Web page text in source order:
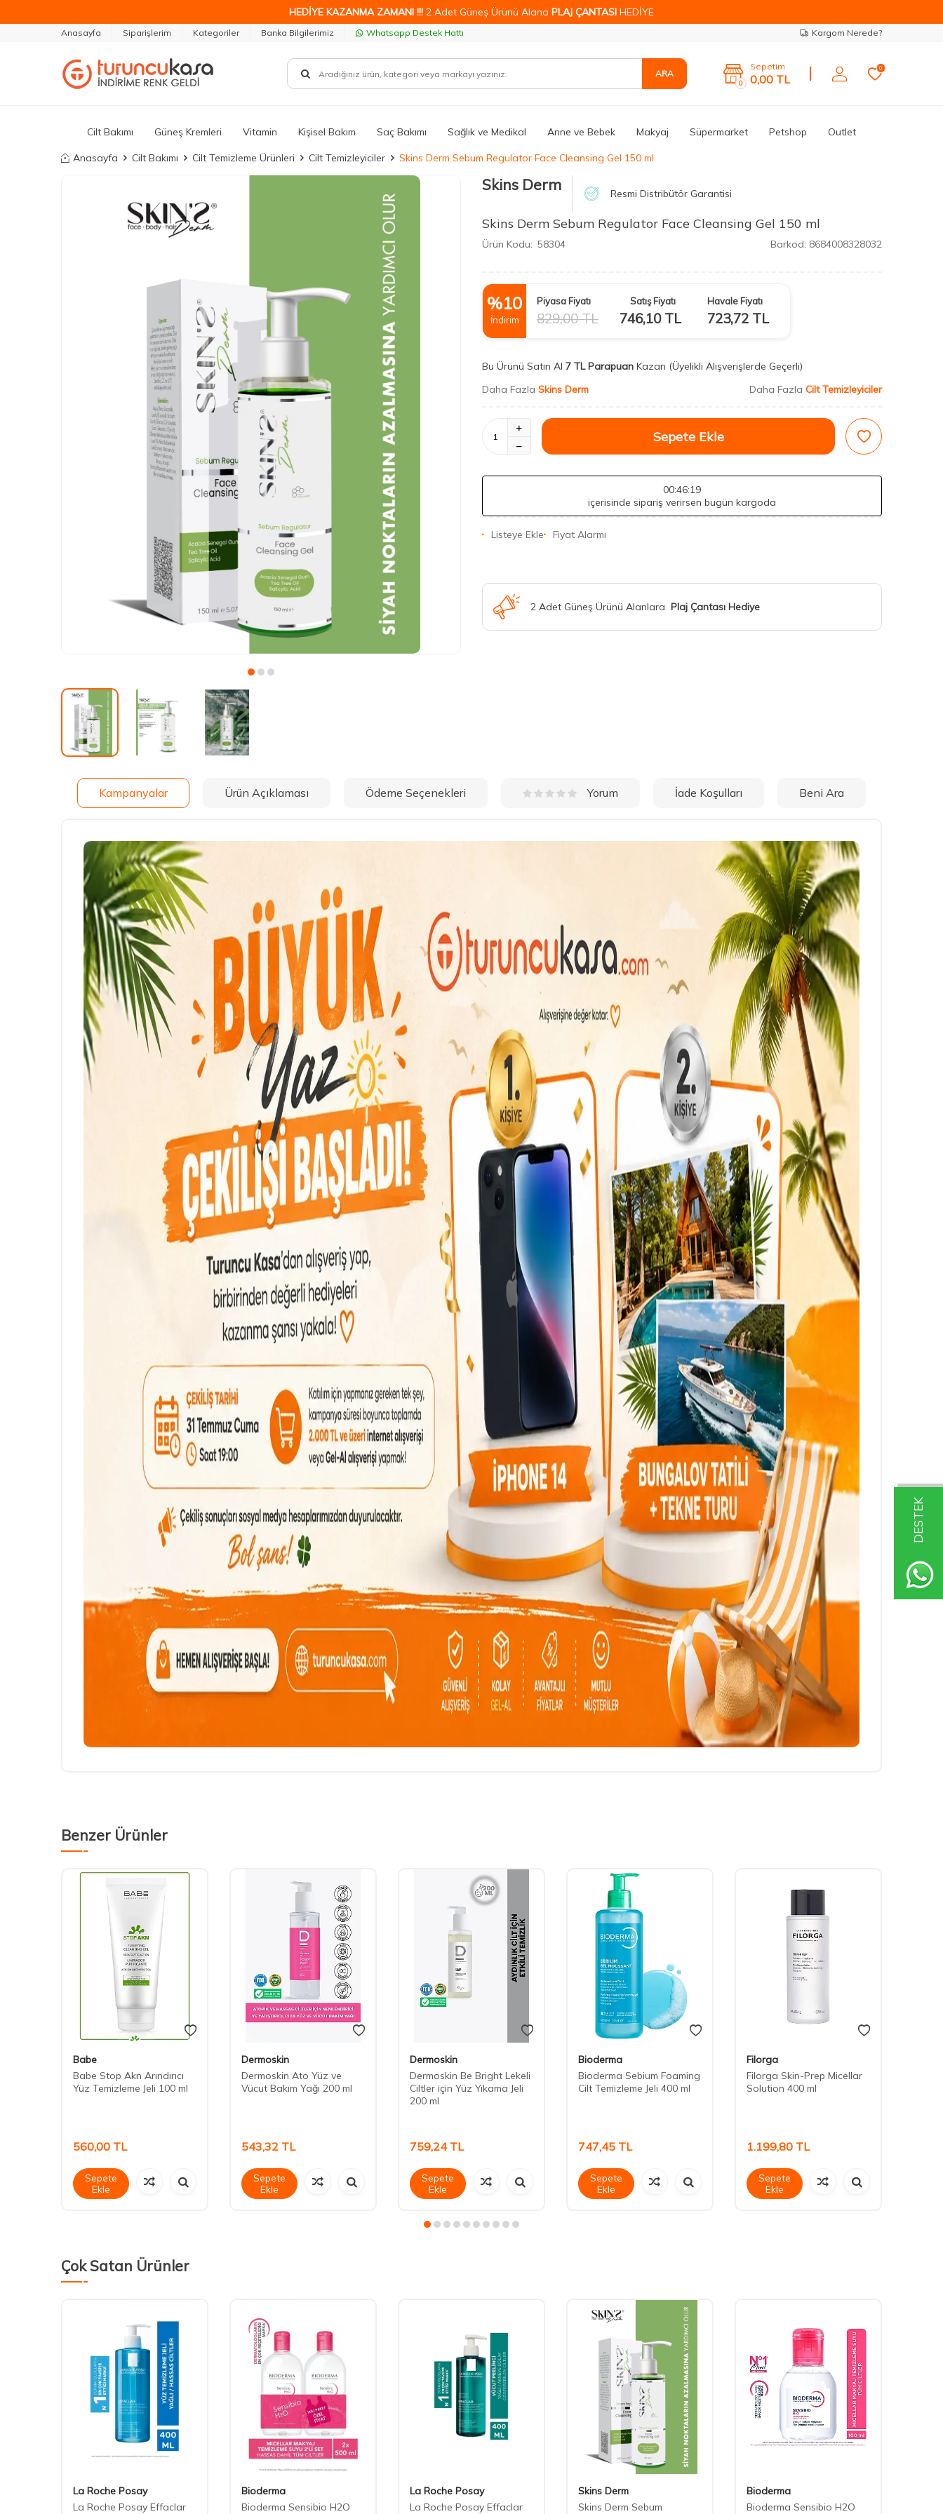
DESTEK
HEDİYE KAZANMA ZAMANI !!! 2 Adet Güneş Ürünü Alana PLAJ ÇANTASI HEDİYE
Anasayfa Siparişlerim Kategoriler Banka Bilgilerimiz Whatsapp Destek Hattı Kargom Nerede?
ARA
0
Sepetim
0,00 TL
0
Cilt Bakımı Güneş Kremleri Vitamin Kişisel Bakım Saç Bakımı Sağlık ve Medikal Anne ve Bebek Makyaj Süpermarket Petshop Outlet
Anasayfa Cilt Bakımı Cilt Temizleme Ürünleri Cilt Temizleyiciler Skins Derm Sebum Regulator Face Cleansing Gel 150 ml
Skins Derm Resmi Distribütör Garantisi
Skins Derm Sebum Regulator Face Cleansing Gel 150 ml
Ürün Kodu: 58304 Barkod: 8684008328032
%10
İndirim
Piyasa Fiyatı
829,00TL
Satış Fiyatı
746,10TL
Havale Fiyatı
723,72 TL
Bu Ürünü Satın Al 7 TL Parapuan Kazan (Üyelikli Alışverişlerde Geçerli)
Daha Fazla Skins Derm Daha Fazla Cilt Temizleyiciler
Sepete Ekle
00:46:17
içerisinde sipariş verirsen bugün kargoda
Listeye Ekle Fiyat Alarmı
2 Adet Güneş Ürünü Alanlara Plaj Çantası Hediye
Kampanyalar Ürün Açıklaması Ödeme Seçenekleri Yorum İade Koşulları Beni Ara
Benzer Ürünler
Babe
Babe Stop Akn Arındırıcı
Yüz Temizleme Jeli 100 ml
560,00 TL
Sepete
Ekle
Dermoskin
Dermoskin Ato Yüz ve
Vücut Bakım Yağı 200 ml
543,32 TL
Sepete
Ekle
Dermoskin
Dermoskin Be Bright Lekeli
Ciltler için Yüz Yıkama Jeli
200 ml
759,24TL
Sepete
Ekle
Bioderma
Bioderma Sebium Foaming
Cilt Temizleme Jeli 400 ml
747,45 TL
Sepete
Ekle
Filorga
Filorga Skin-Prep Micellar
Solution 400 ml
1.199,80 TL
Sepete
Ekle
Çok Satan Ürünler
La Roche Posay
La Roche Posay Effaclar
Bioderma
Bioderma Sensibio H2O
La Roche Posay
La Roche Posay Effaclar
Skins Derm
Skins Derm Sebum
Bioderma
Bioderma Sensibio H2O